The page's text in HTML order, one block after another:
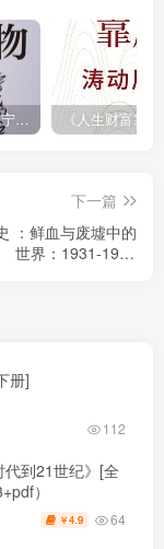
《三生万物》宁高宁（epub+mobi+azw3+pdf）
下一篇
：鲜血与废墟中的
世界：1931-1945
册]
112
代到21世纪》[全
）
￥4.9 64